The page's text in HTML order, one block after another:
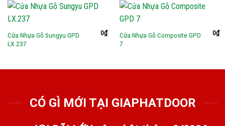
Cửa Nhựa Gỗ Sungyu GPD
LX.237
0₫
Cửa Nhựa Gỗ Composite GPD
7
0₫
CÓ GÌ MỚI TẠI GIAPHATDOOR